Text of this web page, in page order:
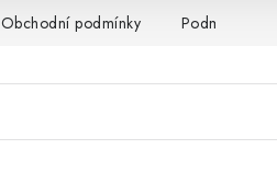
Obchodní podmínky Podmínky